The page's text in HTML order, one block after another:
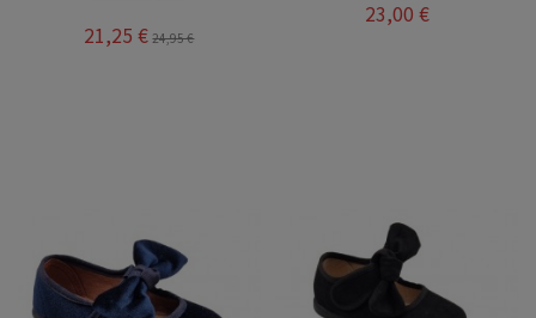
21,25 € 24,95 €
23,00 €